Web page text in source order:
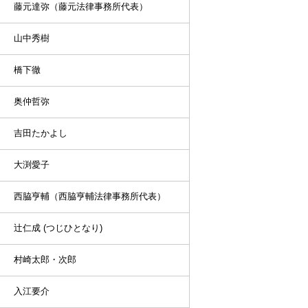
藤元達弥（藤元法律事務所代表）
山中秀樹
橋下徹
奥仲哲弥
吉田たかよし
大渕愛子
西脇亨輔（西脇亨輔法律事務所代表）
辻仁成 (つじひとなり)
村崎太郎・次郎
入江要介